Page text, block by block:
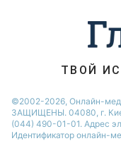
ТВОЙ
©2002-2026, Онлайн-
ЗАЩИЩЕНЫ. 04080, г.
(044) 490-01-01. Адрес
Идентификатор онлайн-